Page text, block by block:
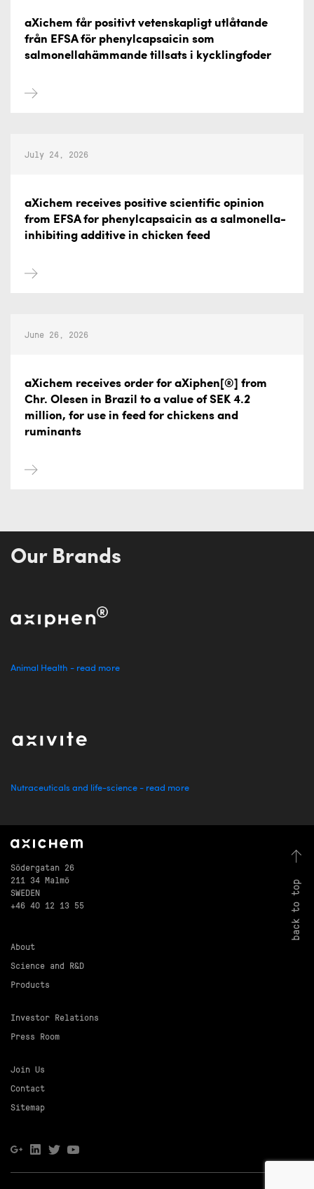
aXichem får positivt vetenskapligt utlåtande
från EFSA för phenylcapsaicin som
salmonellahämmande tillsats i kycklingfoder
July 24, 2026
aXichem receives positive scientific opinion
from EFSA for phenylcapsaicin as a salmonella-
inhibiting additive in chicken feed
June 26, 2026
aXichem receives order for aXiphen[®] from
Chr. Olesen in Brazil to a value of SEK 4.2
million, for use in feed for chickens and
ruminants
Our Brands
Animal Health - read more
Nutraceuticals and life-science - read more
back to top
Södergatan 26
211 34 Malmö
SWEDEN
+46 40 12 13 55
About
Science and R&D
Products
Investor Relations
Press Room
Join Us
Contact
Sitemap